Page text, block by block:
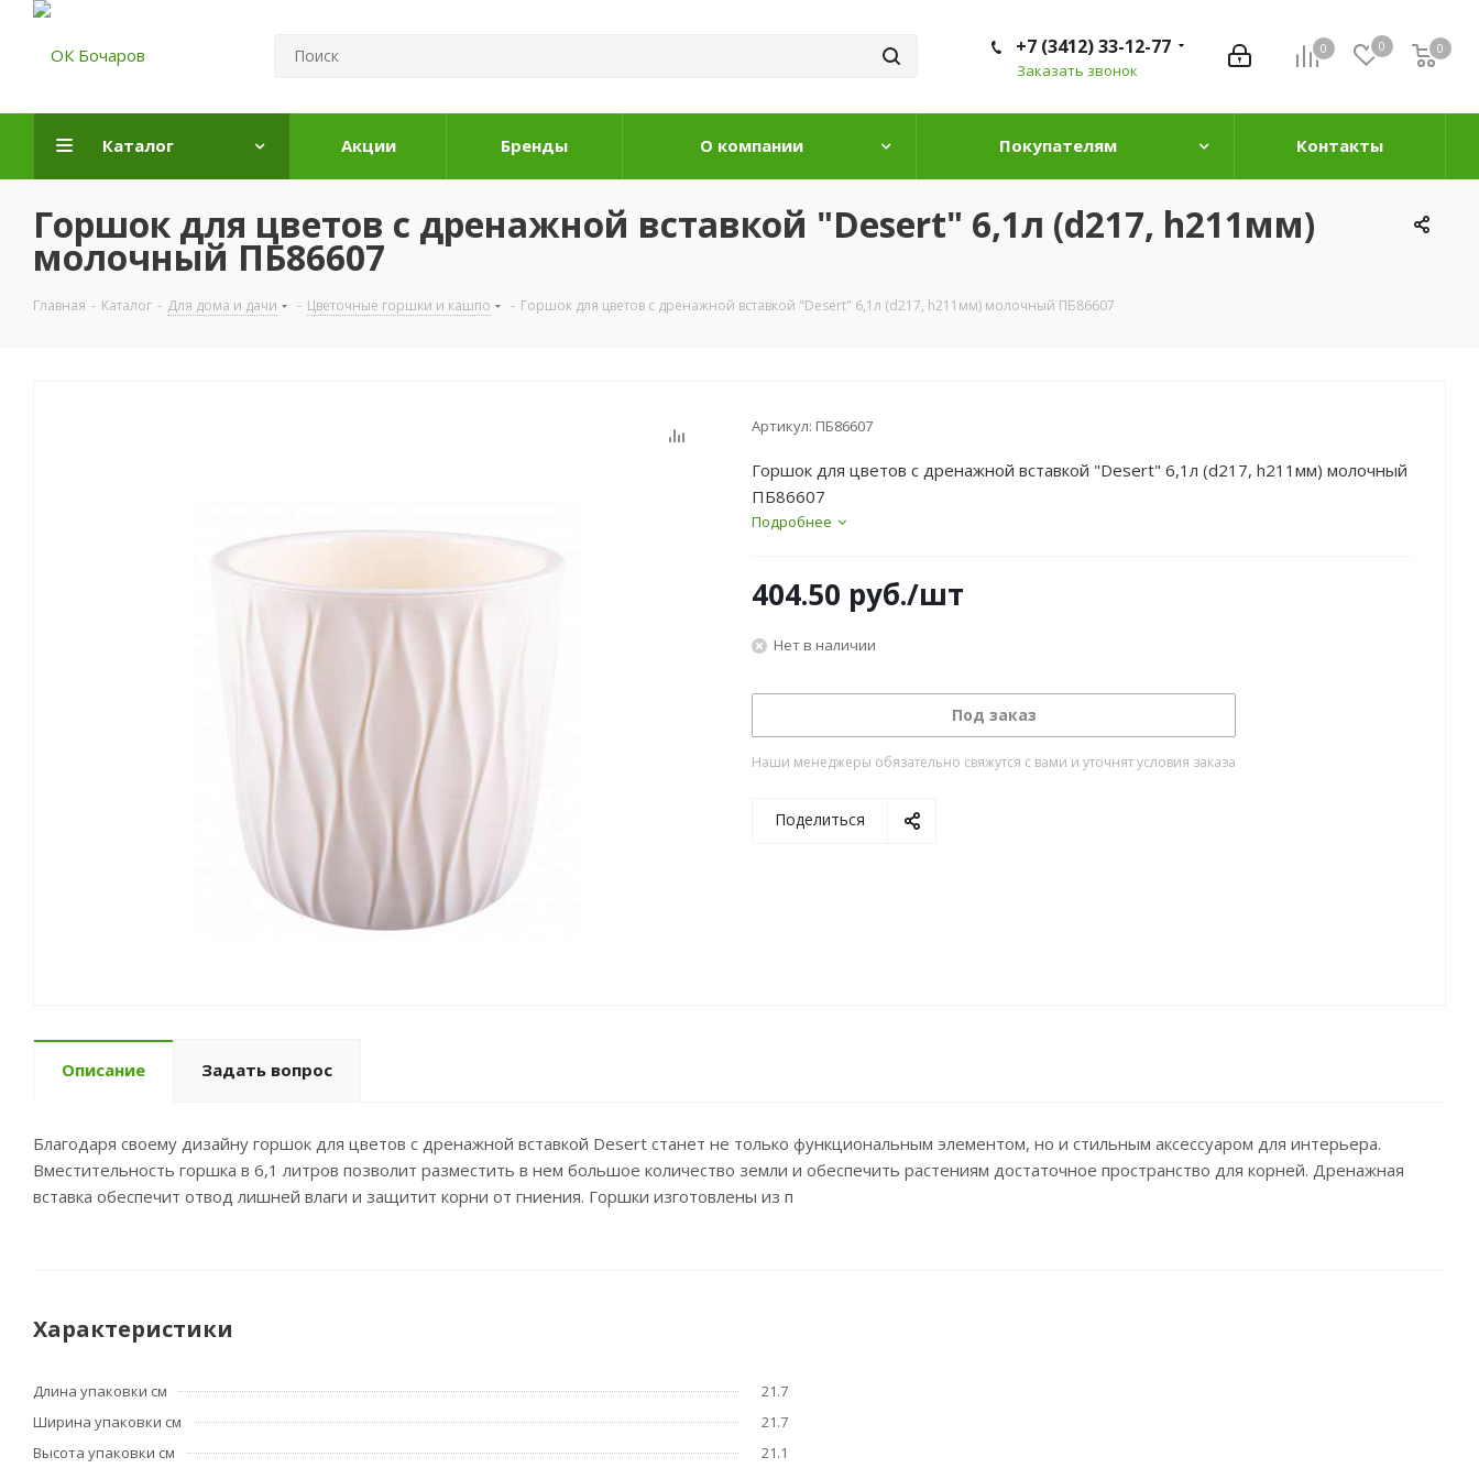
0 0 0
0
+7 (3412) 33-12-77
Заказать звонок
Каталог Акции Бренды О компании Покупателям Контакты
Горшок для цветов с дренажной вставкой "Desert" 6,1л (d217, h211мм)
молочный ПБ86607
Главная - Каталог - Для дома и дачи - Цветочные горшки и кашпо - Горшок для цветов с дренажной вставкой "Desert" 6,1л (d217, h211мм) молочный ПБ86607
Артикул: ПБ86607
Горшок для цветов с дренажной вставкой "Desert" 6,1л (d217, h211мм) молочный
ПБ86607
Подробнее
404.50 руб./шт
Нет в наличии
Под заказ
Наши менеджеры обязательно свяжутся с вами и уточнят условия заказа
Поделиться
Описание Задать вопрос
Благодаря своему дизайну горшок для цветов с дренажной вставкой Desert станет не только функциональным элементом, но и стильным аксессуаром для интерьера.
Вместительность горшка в 6,1 литров позволит разместить в нем большое количество земли и обеспечить растениям достаточное пространство для корней. Дренажная
вставка обеспечит отвод лишней влаги и защитит корни от гниения. Горшки изготовлены из п
Характеристики
Длина упаковки см
21.7
Ширина упаковки см
21.7
Высота упаковки см
21.1